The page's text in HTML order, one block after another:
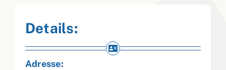
Details:
Adresse: